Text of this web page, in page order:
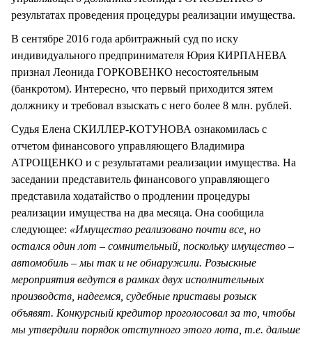
результатах проведения процедуры реализации имущества.
В сентябре 2016 года арбитражный суд по иску
индивидуального предпринимателя Юрия КИРПАНЕВА
признал Леонида ГОРКОВЕНКО несостоятельным
(банкротом). Интересно, что первый приходится зятем
должнику и требовал взыскать с него более 8 млн. рублей.
Судья Елена СКИЛЛЕР-КОТУНОВА ознакомилась с
отчетом финансового управляющего Владимира
АТРОЩЕНКО и с результатами реализации имущества. На
заседании представитель финансового управляющего
представила ходатайство о продлении процедуры
реализации имущества на два месяца. Она сообщила
следующее: «Имущество реализовано почти все, но
остался один лот – сомнительный, поскольку имущество –
автомобиль – мы так и не обнаружили. Розыскные
мероприятия ведутся в рамках двух исполнительных
производств, надеемся, судебные приставы розыск
объявят. Конкурсный кредитор проголосовал за то, чтобы
мы утвердили порядок отступного этого лота, т.е. дальше